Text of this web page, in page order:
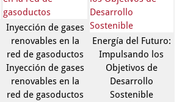
Inyección de gases
renovables en la
red de gasoductos
Inyección de gases
renovables en la
red de gasoductos
Energía del Futuro:
Impulsando los
Objetivos de
Desarrollo
Sostenible